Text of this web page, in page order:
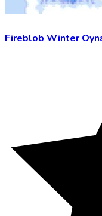
Fireblob Winter